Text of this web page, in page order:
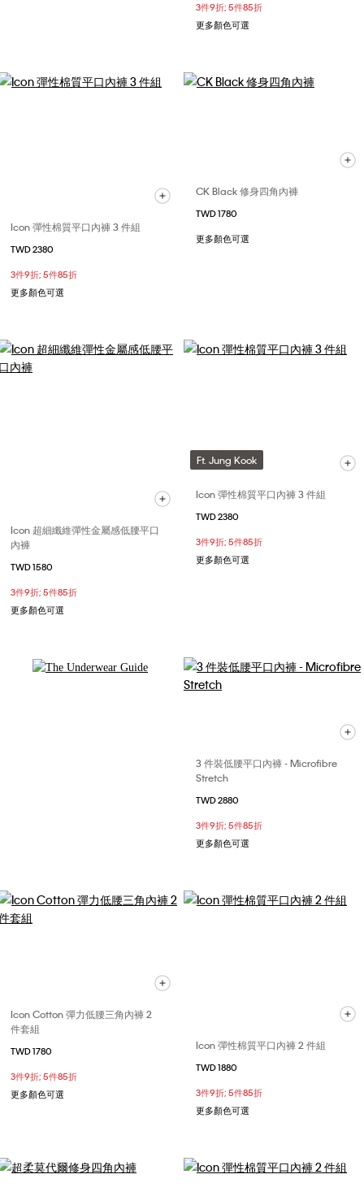
3件9折; 5件85折
更多顏色可選
Icon 彈性棉質平口內褲 3 件組
TWD 2380
3件9折; 5件85折
更多顏色可選
CK Black 修身四角內褲
TWD 1780
更多顏色可選
Icon 超細纖維彈性金屬感低腰平口
內褲
TWD 1580
3件9折; 5件85折
更多顏色可選
Ft. Jung Kook
Icon 彈性棉質平口內褲 3 件組
TWD 2380
3件9折; 5件85折
更多顏色可選
3 件裝低腰平口內褲 - Microfibre
Stretch
TWD 2880
3件9折; 5件85折
更多顏色可選
Icon Cotton 彈力低腰三角內褲 2
件套組
TWD 1780
3件9折; 5件85折
更多顏色可選
Icon 彈性棉質平口內褲 2 件組
TWD 1880
3件9折; 5件85折
更多顏色可選